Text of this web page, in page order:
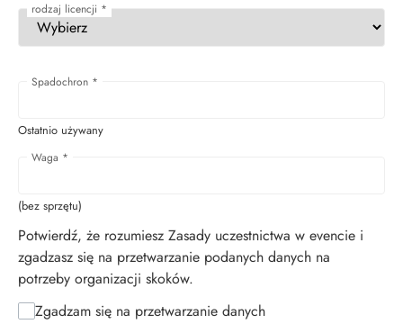
rodzaj licencji *
Spadochron *
Ostatnio używany
Waga *
(bez sprzętu)
Potwierdź, że rozumiesz Zasady uczestnictwa w evencie i
zgadzasz się na przetwarzanie podanych danych na
potrzeby organizacji skoków.
Zgadzam się na przetwarzanie danych